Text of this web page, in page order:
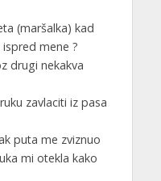
(maršalka) kad
mene ?
drugi nekakva
zavlaciti iz pasa
puta me zviznuo
mi otekla kako